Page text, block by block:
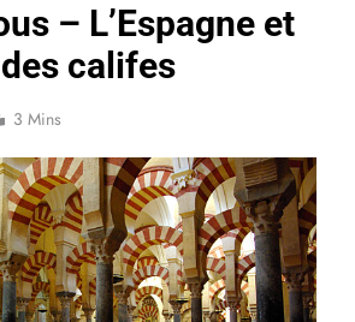
– L’Espagne et
califes
3 Mins